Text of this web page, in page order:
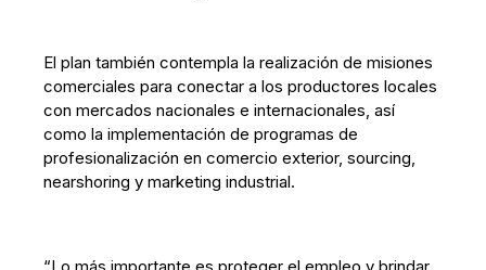
El plan también contempla la realización de misiones
comerciales para conectar a los productores locales
con mercados nacionales e internacionales, así
como la implementación de programas de
profesionalización en comercio exterior, sourcing,
nearshoring y marketing industrial.